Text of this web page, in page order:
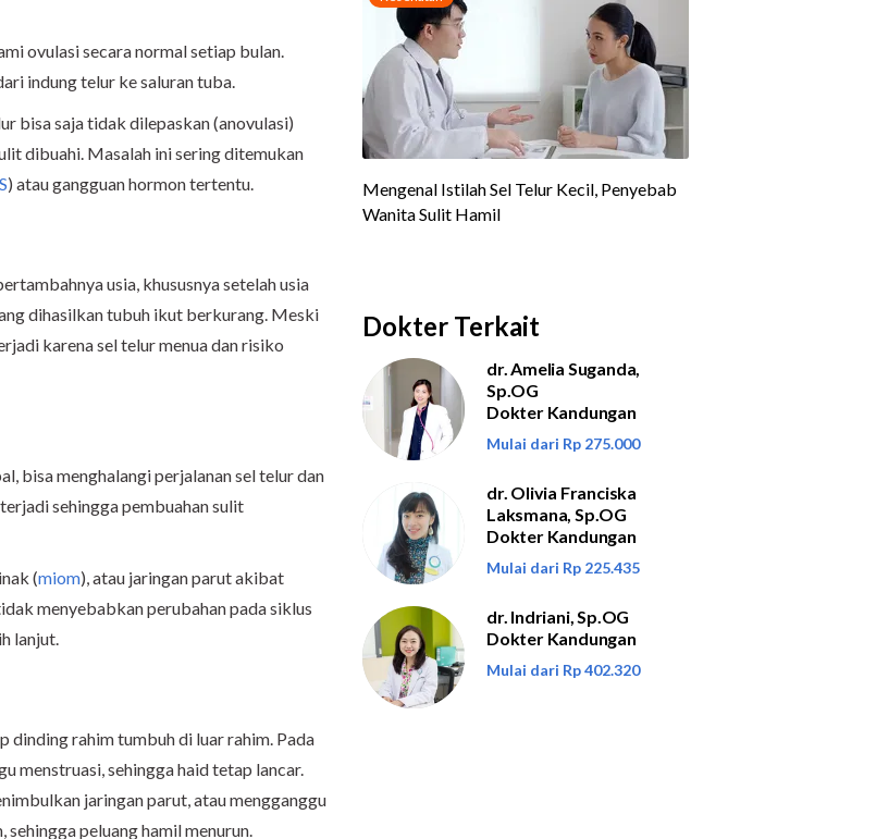
ovulasi secara normal setiap bulan.
indung telur ke saluran tuba.
bisa saja tidak dilepaskan (anovulasi)
dibuahi. Masalah ini sering ditemukan
) atau gangguan hormon tertentu.
usia, khususnya setelah usia
dihasilkan tubuh ikut berkurang. Meski
karena sel telur menua dan risiko
bisa menghalangi perjalanan sel telur dan
sehingga pembuahan sulit
(miom), atau jaringan parut akibat
menyebabkan perubahan pada siklus
lanjut.
rahim tumbuh di luar rahim. Pada
menstruasi, sehingga haid tetap lancar.
jaringan parut, atau mengganggu
peluang hamil menurun.
Dokter Terkait